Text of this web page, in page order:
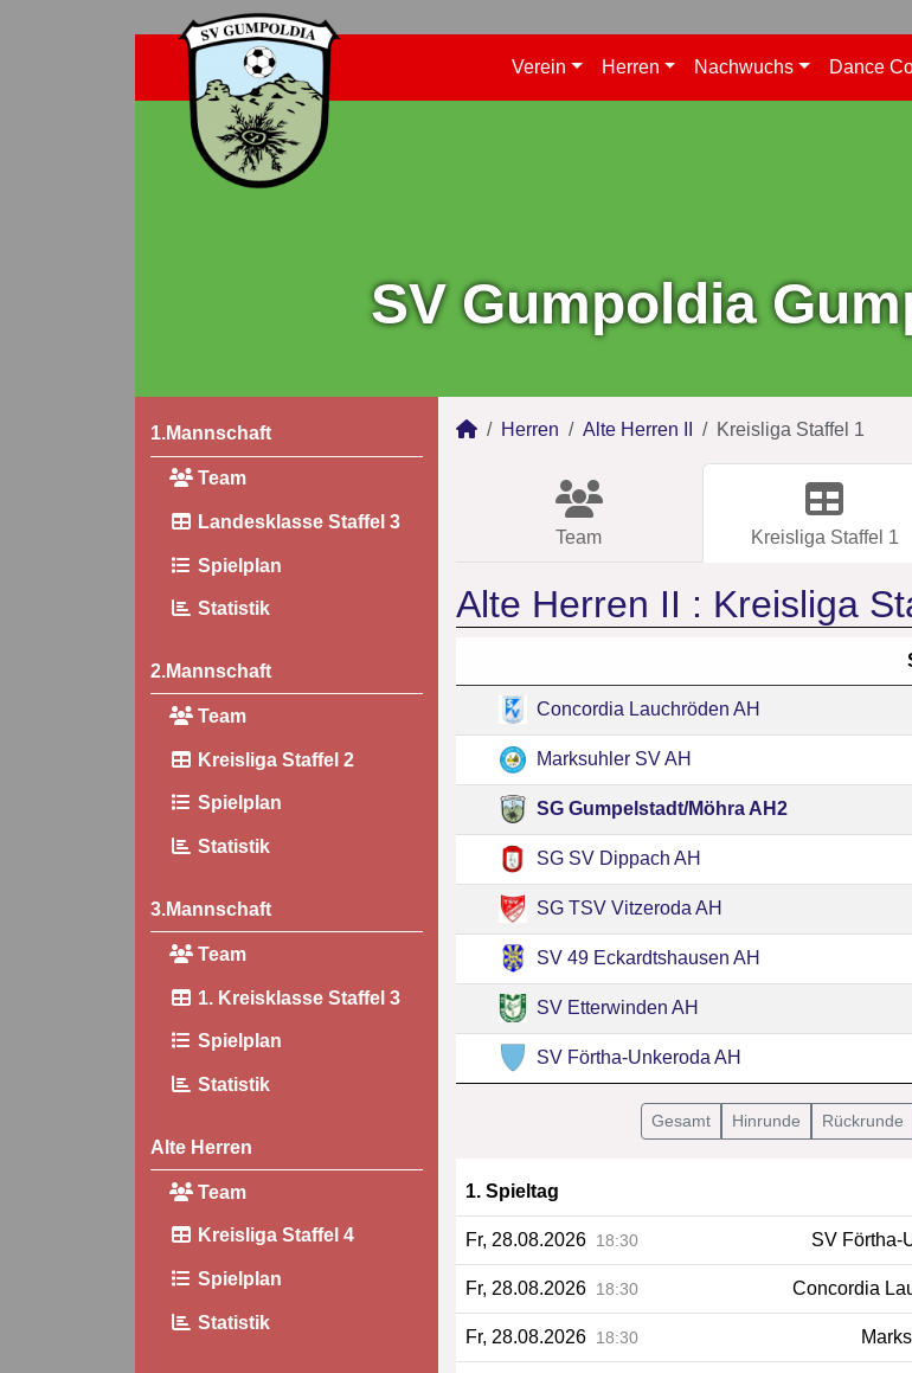
Verein Herren Nachwuchs Dance
SV Gumpoldia
1.Mannschaft
Team
Landesklasse Staffel 3
Spielplan
Statistik
2.Mannschaft
Team
Kreisliga Staffel 2
Spielplan
Statistik
3.Mannschaft
Team
1. Kreisklasse Staffel 3
Spielplan
Statistik
Alte Herren
Team
Kreisliga Staffel 4
Spielplan
Statistik
Herren Alte Herren II Kreisliga Staffel 1
Team Kreisliga Staffel 1
Alte Herren II : Kreisliga
Concordia Lauchröden AH
Marksuhler SV AH
SG Gumpelstadt/Möhra AH2
SG SV Dippach AH
SG TSV Vitzeroda AH
SV 49 Eckardtshausen AH
SV Etterwinden AH
SV Förtha-Unkeroda AH
Gesamt Hinrunde Rückrunde
1. Spieltag
Fr, 28.08.2026 18:30 SV Förtha-
Fr, 28.08.2026 18:30 Concordia
Fr, 28.08.2026 18:30